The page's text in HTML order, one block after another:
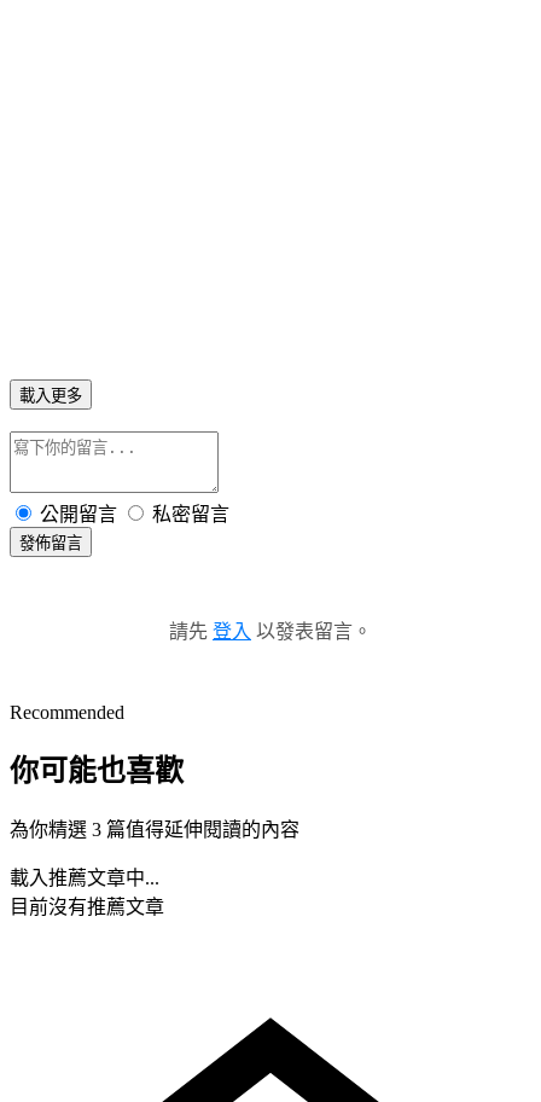
載入更多
公開留言 私密留言
發佈留言
請先 登入 以發表留言。
Recommended
你可能也喜歡
為你精選 3 篇值得延伸閱讀的內容
載入推薦文章中...
目前沒有推薦文章